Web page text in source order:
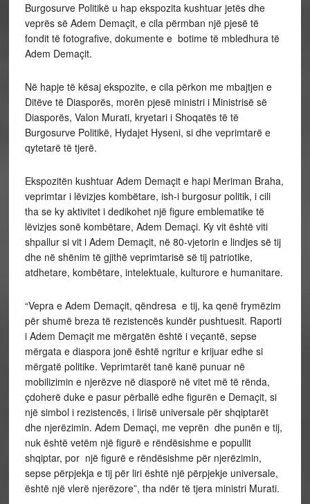
Burgosurve Politikë u hap ekspozita kushtuar jetës dhe
veprës së Adem Demaçit, e cila përmban një pjesë të
fondit të fotografive, dokumente e botime të mbledhura të
Adem Demaçit.
Në hapje të kësaj ekspozite, e cila përkon me mbajtjen e
Ditëve të Diasporës, morën pjesë ministri i Ministrisë së
Diasporës, Valon Murati, kryetari i Shoqatës të të
Burgosurve Politikë, Hydajet Hyseni, si dhe veprimtarë e
qytetarë të tjerë.
Ekspozitën kushtuar Adem Demaçit e hapi Meriman Braha,
veprimtar i lëvizjes kombëtare, ish-i burgosur politik, i cili
tha se ky aktivitet i dedikohet një figure emblematike të
lëvizjes sonë kombëtare, Adem Demaçi. Ky vit është viti
shpallur si vit i Adem Demaçit, në 80-vjetorin e lindjes së tij
dhe në shënim të gjithë veprimtarisë së tij patriotike,
atdhetare, kombëtare, intelektuale, kulturore e humanitare.
“Vepra e Adem Demaçit, qëndresa e tij, ka qenë frymëzim
për shumë breza të rezistencës kundër pushtuesit. Raporti
i Adem Demaçit me mërgatën është i veçantë, sepse
mërgata e diaspora jonë është ngritur e krijuar edhe si
mërgatë politike. Veprimtarët tanë kanë punuar në
mobilizimin e njerëzve në diasporë në vitet më të rënda,
çdoherë duke e pasur përballë edhe figurën e Demaçit, si
një simbol i rezistencës, i lirisë universale për shqiptarët
dhe njerëzimin. Adem Demaçi, me veprën dhe punën e tij,
nuk është vetëm një figurë e rëndësishme e popullit
shqiptar, por një figurë e rëndësishme për njerëzimin,
sepse përpjekja e tij për liri është një përpjekje universale,
është një vlerë njerëzore”, tha ndër të tjera ministri Murati.